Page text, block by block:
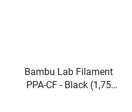
Bambu Lab Filament
PPA-CF - Black (1,75